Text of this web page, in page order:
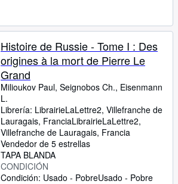
Histoire de Russie - Tome I : Des
origines à la mort de Pierre Le
Grand
Milioukov Paul, Seignobos Ch., Eisenmann
L.
Librería: LibrairieLaLettre2, Villefranche de
Lauragais, FranciaLibrairieLaLettre2,
Villefranche de Lauragais, Francia
Vendedor de 5 estrellas
TAPA BLANDA
CONDICIÓN
Condición: Usado - PobreUsado - Pobre